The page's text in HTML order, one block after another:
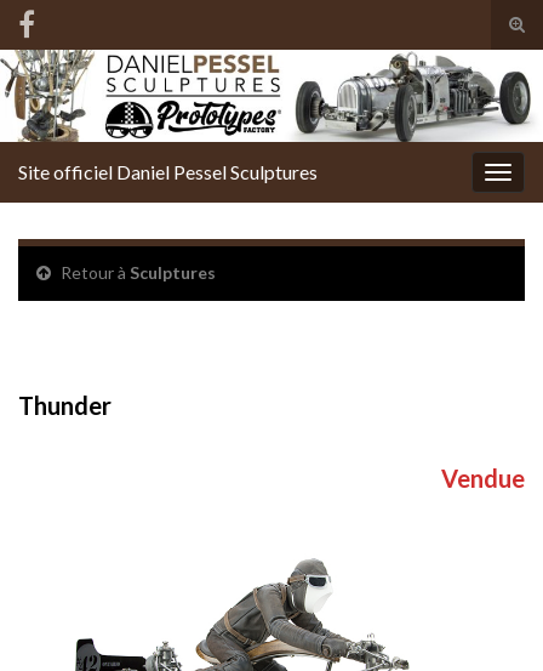
Search for:
Site officiel Daniel Pessel Sculptures
Retour à Sculptures
Thunder
Vendue